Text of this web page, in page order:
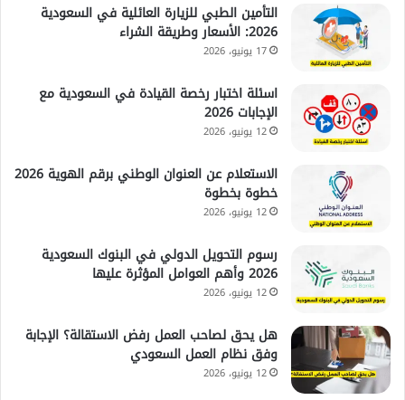
التأمين الطبي للزيارة العائلية في السعودية
2026: الأسعار وطريقة الشراء
17 يونيو، 2026
اسئلة اختبار رخصة القيادة في السعودية مع
الإجابات 2026
12 يونيو، 2026
الاستعلام عن العنوان الوطني برقم الهوية 2026
خطوة بخطوة
12 يونيو، 2026
رسوم التحويل الدولي في البنوك السعودية
2026 وأهم العوامل المؤثرة عليها
12 يونيو، 2026
هل يحق لصاحب العمل رفض الاستقالة؟ الإجابة
وفق نظام العمل السعودي
12 يونيو، 2026